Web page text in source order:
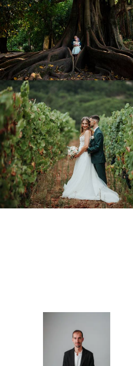
1343 0
931 0